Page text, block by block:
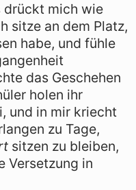
drückt mich wie
sitze an dem Platz,
habe, und fühle
das Geschehen
holen ihr
und in mir kriecht
zu Tage,
sitzen zu bleiben,
Versetzung in